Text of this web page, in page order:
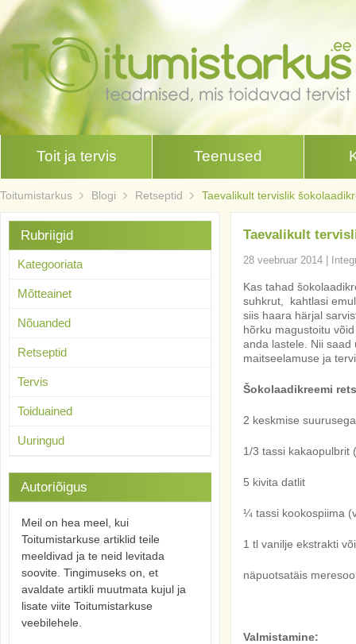
Toit ja tervis Teenused
Toitumistarkus Blogi Retseptid Taevalikult tervislik
Taevalikult
28 veebruar 2014
Kas tahad
suhkrut, kahtlasi
siis haara härjal
hõrku magustoitu
anda lastele. Nii
maitseelamuse ja
Šokolaadikreemi
2 keskmise
1/3 tassi kakaopulbrit
5 kivita datlit
¼ tassi kookospiima
1 tl vanilje ekstrakti
näpuotsatäis
Valmistamine:
Rubriigid
Kategooriata
Mõtteainet
Nõuanded
Retseptid
Tervis
Toiduained
Uuringud
Autoriõigus
Meil on hea meel, kui
Toitumistarkuse artiklid teile
meeldivad ja te neid levitada
soovite. Tingimuseks on, et
avaldate artikli muutmata kujul ja
lisate viite Toitumistarkuse
veebilehele.